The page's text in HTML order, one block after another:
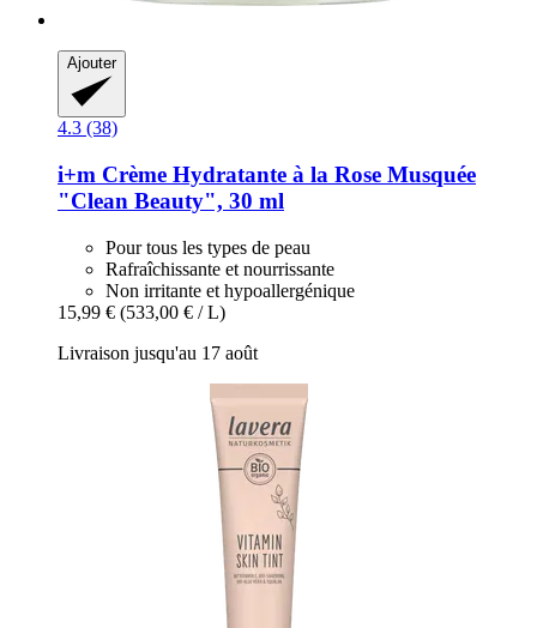
Ajouter
4.3 (38)
i+m Crème Hydratante à la Rose Musquée
"Clean Beauty", 30 ml
Pour tous les types de peau
Rafraîchissante et nourrissante
Non irritante et hypoallergénique
15,99 € (533,00 € / L)
Livraison jusqu'au 17 août